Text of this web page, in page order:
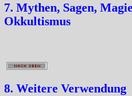
7. Mythen, Sagen,
Okkultismus
8. Weitere Verwendung